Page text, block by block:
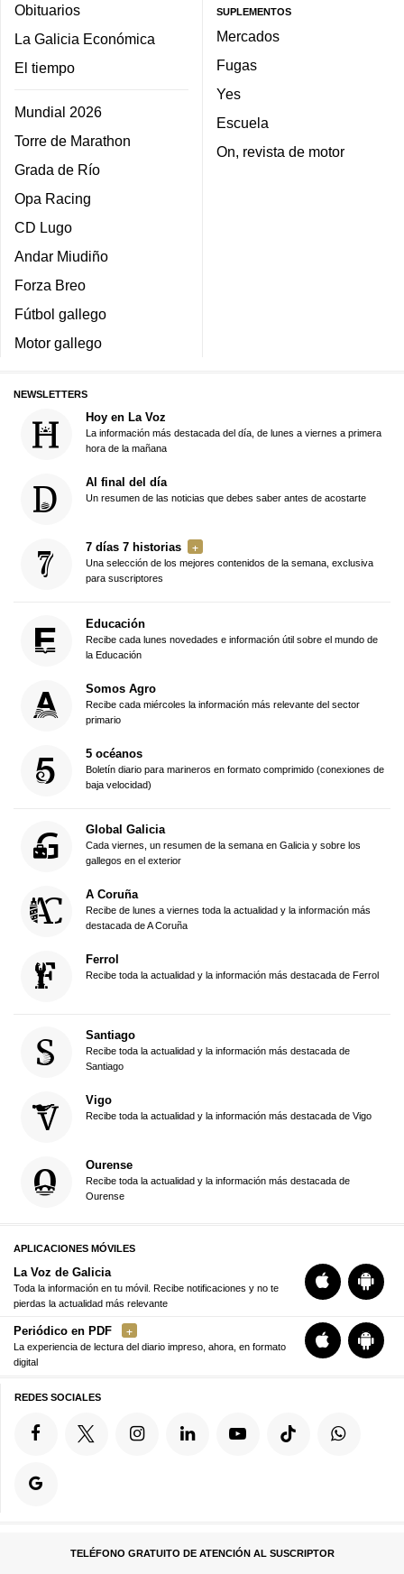
Obituarios
La Galicia Económica
El tiempo
Mundial 2026
Torre de Marathon
Grada de Río
Opa Racing
CD Lugo
Andar Miudiño
Forza Breo
Fútbol gallego
Motor gallego
SUPLEMENTOS
Mercados
Fugas
Yes
Escuela
On, revista de motor
NEWSLETTERS
Hoy en La Voz
La información más destacada del día, de lunes a viernes a primera
hora de la mañana
Al final del día
Un resumen de las noticias que debes saber antes de acostarte
7 días 7 historias
Una selección de los mejores contenidos de la semana, exclusiva
para suscriptores
Educación
Recibe cada lunes novedades e información útil sobre el mundo de
la Educación
Somos Agro
Recibe cada miércoles la información más relevante del sector
primario
5 océanos
Boletín diario para marineros en formato comprimido (conexiones de
baja velocidad)
Global Galicia
Cada viernes, un resumen de la semana en Galicia y sobre los
gallegos en el exterior
A Coruña
Recibe de lunes a viernes toda la actualidad y la información más
destacada de A Coruña
Ferrol
Recibe toda la actualidad y la información más destacada de Ferrol
Santiago
Recibe toda la actualidad y la información más destacada de
Santiago
Vigo
Recibe toda la actualidad y la información más destacada de Vigo
Ourense
Recibe toda la actualidad y la información más destacada de
Ourense
APLICACIONES MÓVILES
La Voz de Galicia
Toda la información en tu móvil. Recibe notificaciones y no te
pierdas la actualidad más relevante
Periódico en PDF
La experiencia de lectura del diario impreso, ahora, en formato
digital
REDES SOCIALES
TELÉFONO GRATUITO DE ATENCIÓN AL SUSCRIPTOR